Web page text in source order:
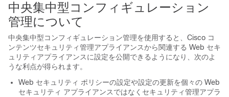
中央集中型コンフィギュレーション
管理について
中央集中型コンフィギュレーション管理を使用すると、Cisco コ
ンテンツセキュリティ管理アプライアンスから関連する Web セキ
ュリティアプライアンスに設定を公開できるようになり、次のよ
うな利点が得られます。
Web セキュリティ ポリシーの設定や設定の更新を個々の Web
セキュリティ アプライアンスではなくセキュリティ管理アプラ